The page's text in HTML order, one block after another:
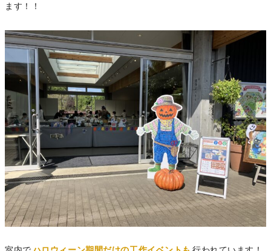
ます！！